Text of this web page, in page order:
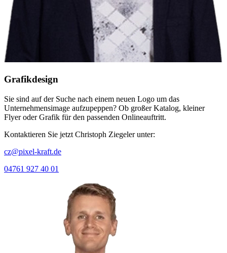
Grafikdesign
Sie sind auf der Suche nach einem neuen Logo um das
Unternehmensimage aufzupeppen? Ob großer Katalog, kleiner
Flyer oder Grafik für den passenden Onlineauftritt.
Kontaktieren Sie jetzt Christoph Ziegeler unter:
cz@pixel-kraft.de
04761 927 40 01